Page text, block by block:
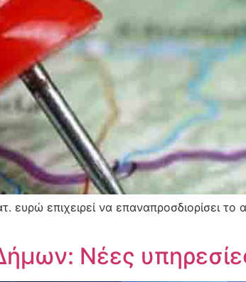
ευρώ επιχειρεί να επαναπροσδιορίσει
Νέες